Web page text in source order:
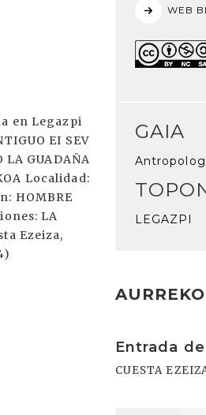
en Legazpi
EI SEV
GUADAÑA
Localidad:
HOMBRE
LA
Ezeiza,
WEB
GAIA
LEGAZPI
Entrada
CUESTA